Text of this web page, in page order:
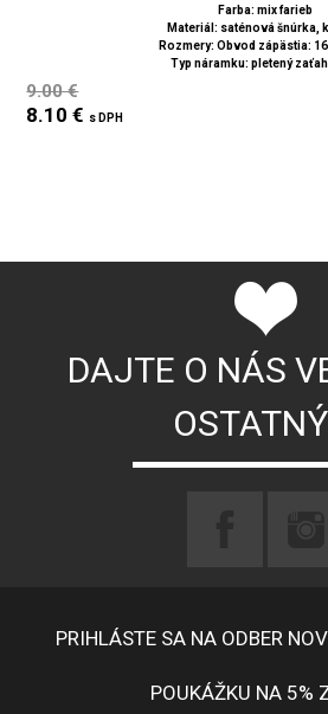
Farba: mix farieb
Materiál: saténová šnúrka,
Rozmery: Obvod zápästia:
Typ náramku: pletený
9.00 €
8.10 € s DPH
DAJTE O NÁS
PRIHLÁSTE SA NA ODBER
POUKÁŽKU NA 5%